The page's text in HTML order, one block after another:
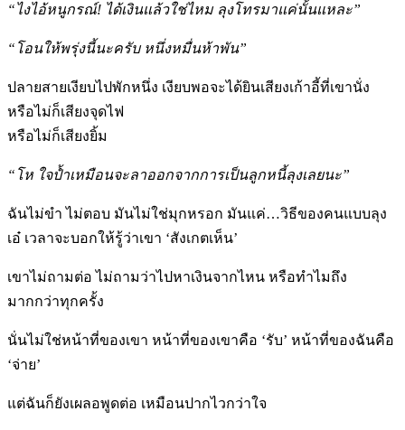
“ไงไอ้หนูกรณ์! ได้เงินแล้วใช่ไหม ลุงโทรมาแค่นั้นแหละ”
“โอนให้พรุ่งนี้นะครับ หนึ่งหมื่นห้าพัน”
ปลายสายเงียบไปพักหนึ่ง เงียบพอจะได้ยินเสียงเก้าอี้ที่เขานั่ง
หรือไม่ก็เสียงจุดไฟ
หรือไม่ก็เสียงยิ้ม
“โห ใจป้ำเหมือนจะลาออกจากการเป็นลูกหนี้ลุงเลยนะ”
ฉันไม่ขำ ไม่ตอบ มันไม่ใช่มุกหรอก มันแค่…วิธีของคนแบบลุง
เอ๋ เวลาจะบอกให้รู้ว่าเขา ‘สังเกตเห็น’
เขาไม่ถามต่อ ไม่ถามว่าไปหาเงินจากไหน หรือทำไมถึง
มากกว่าทุกครั้ง
นั่นไม่ใช่หน้าที่ของเขา หน้าที่ของเขาคือ ‘รับ’ หน้าที่ของฉันคือ
‘จ่าย’
แต่ฉันก็ยังเผลอพูดต่อ เหมือนปากไวกว่าใจ